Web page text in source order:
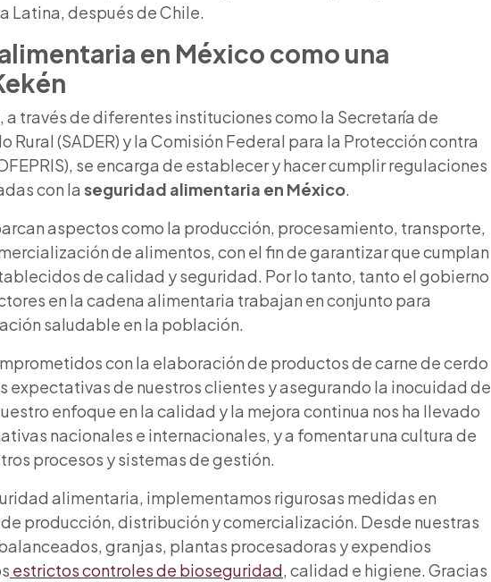
Latina, después de Chile.
en México como una
a través de diferentes instituciones como la Secretaría de
Rural (SADER) y la Comisión Federal para la Protección contra
se encarga de establecer y hacer cumplir regulaciones
con la seguridad alimentaria en México.
aspectos como la producción, procesamiento, transporte,
de alimentos, con el fin de garantizar que cumplan
de calidad y seguridad. Por lo tanto, tanto el gobierno
en la cadena alimentaria trabajan en conjunto para
saludable en la población.
con la elaboración de productos de carne de cerdo
expectativas de nuestros clientes y asegurando la inocuidad de
enfoque en la calidad y la mejora continua nos ha llevado
nacionales e internacionales, y a fomentar una cultura de
procesos y sistemas de gestión.
alimentaria, implementamos rigurosas medidas en
producción, distribución y comercialización. Desde nuestras
granjas, plantas procesadoras y expendios
estrictos controles de bioseguridad, calidad e higiene. Gracias